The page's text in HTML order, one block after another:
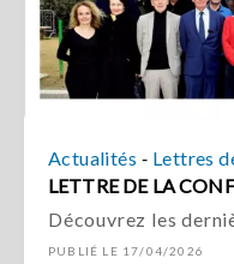
Actualités - Lettres
LETTRE DE LA
Découvrez les
PUBLIÉ LE 17/04/2026